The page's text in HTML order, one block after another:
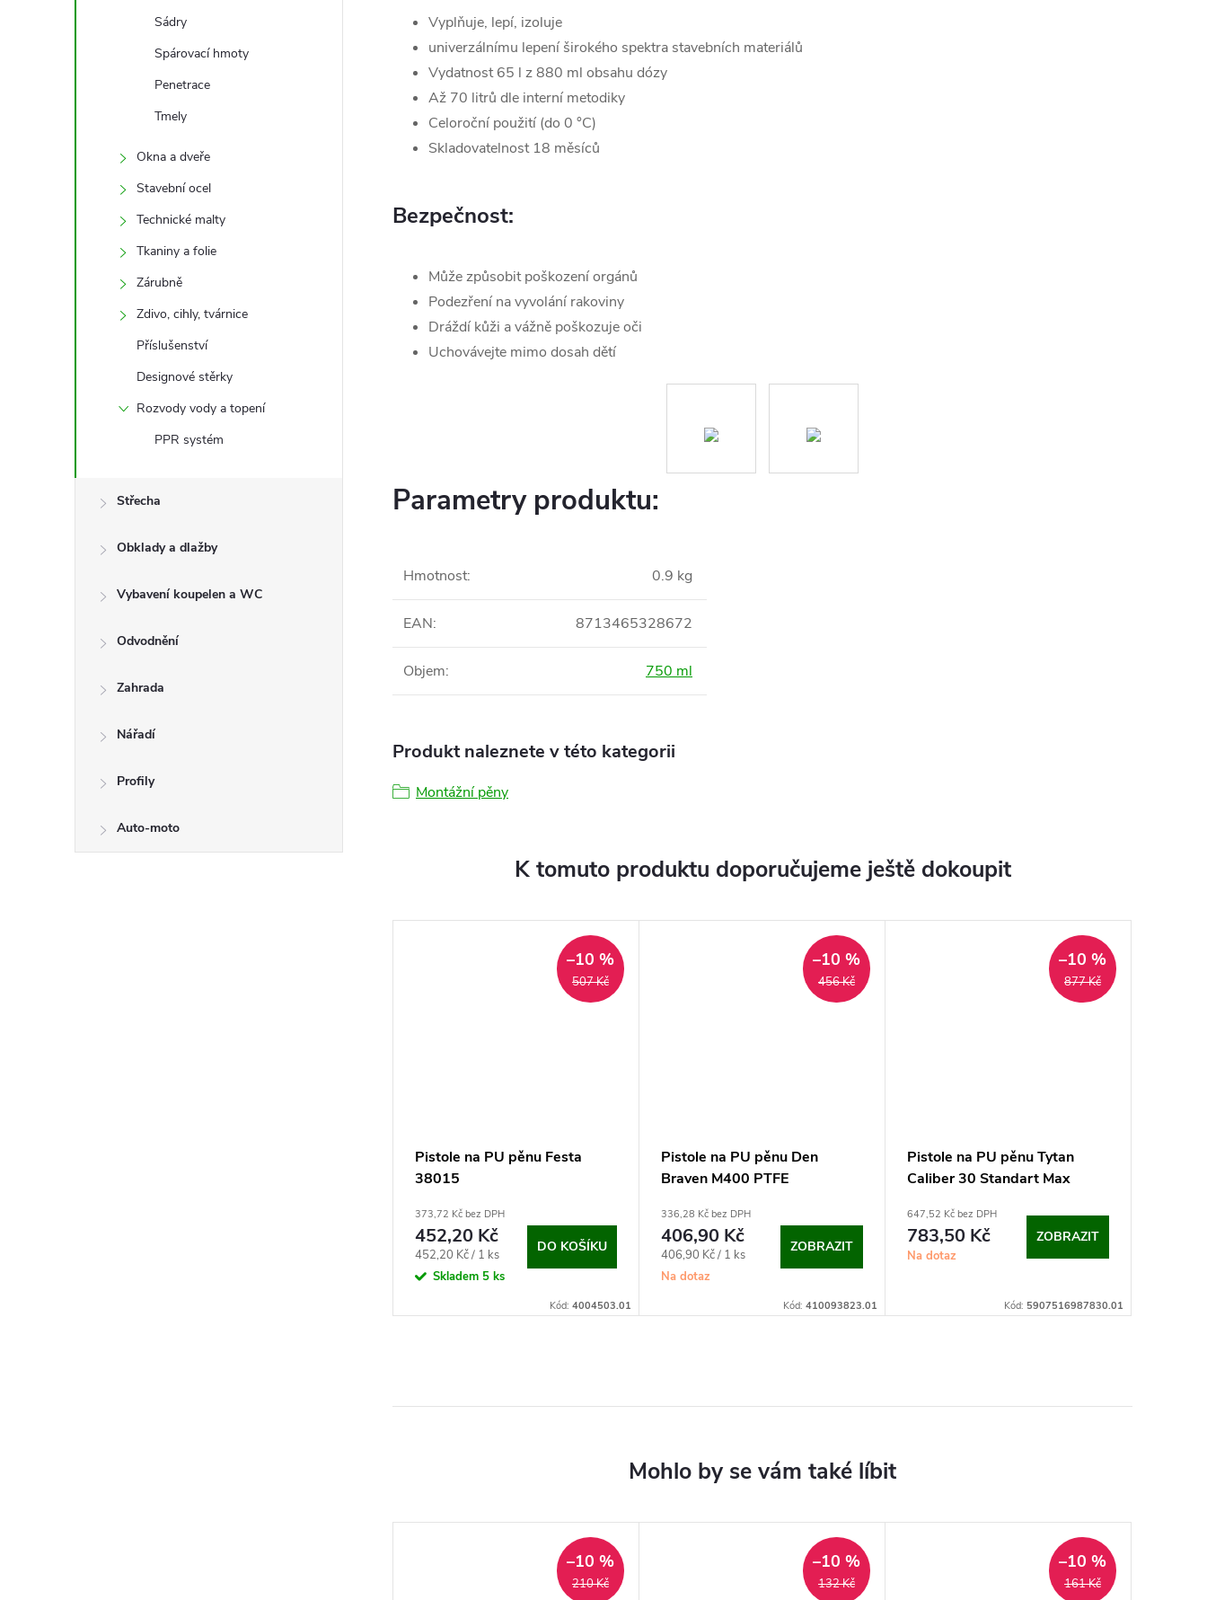
Sádry
Spárovací hmoty
Penetrace
Tmely
Okna a dveře
Stavební ocel
Technické malty
Tkaniny a folie
Zárubně
Zdivo, cihly, tvárnice
Příslušenství
Designové stěrky
Rozvody vody a topení
PPR systém
Střecha
Obklady a dlažby
Vybavení koupelen a WC
Odvodnění
Zahrada
Nářadí
Profily
Auto-moto
Vyplňuje, lepí, izoluje
univerzálnímu lepení širokého spektra stavebních materiálů
Vydatnost 65 l z 880 ml obsahu dózy
Až 70 litrů dle interní metodiky
Celoroční použití (do 0 °C)
Skladovatelnost 18 měsíců
Bezpečnost:
Může způsobit poškození orgánů
Podezření na vyvolání rakoviny
Dráždí kůži a vážně poškozuje oči
Uchovávejte mimo dosah dětí
Parametry produktu:
Hmotnost: 0.9 kg
EAN: 8713465328672
Objem: 750 ml
Produkt naleznete v této kategorii
Montážní pěny
K tomuto produktu doporučujeme ještě dokoupit
507 Kč
–10 %
Pistole na PU pěnu Festa
38015
373,72 Kč bez DPH
452,20 Kč
Měrná
cena:
452,20 Kč / 1 ks
Skladem 5 ks
DO KOŠÍKU
Kód: 4004503.01
456 Kč
–10 %
Pistole na PU pěnu Den
Braven M400 PTFE
336,28 Kč bez DPH
406,90 Kč
Měrná
cena:
406,90 Kč / 1 ks
Na dotaz
ZOBRAZIT
Kód: 410093823.01
877 Kč
–10 %
Pistole na PU pěnu Tytan
Caliber 30 Standart Max
647,52 Kč bez DPH
783,50 Kč
Na dotaz
ZOBRAZIT
Kód: 5907516987830.01
210 Kč
–10 %
132 Kč
–10 %
161 Kč
–10 %